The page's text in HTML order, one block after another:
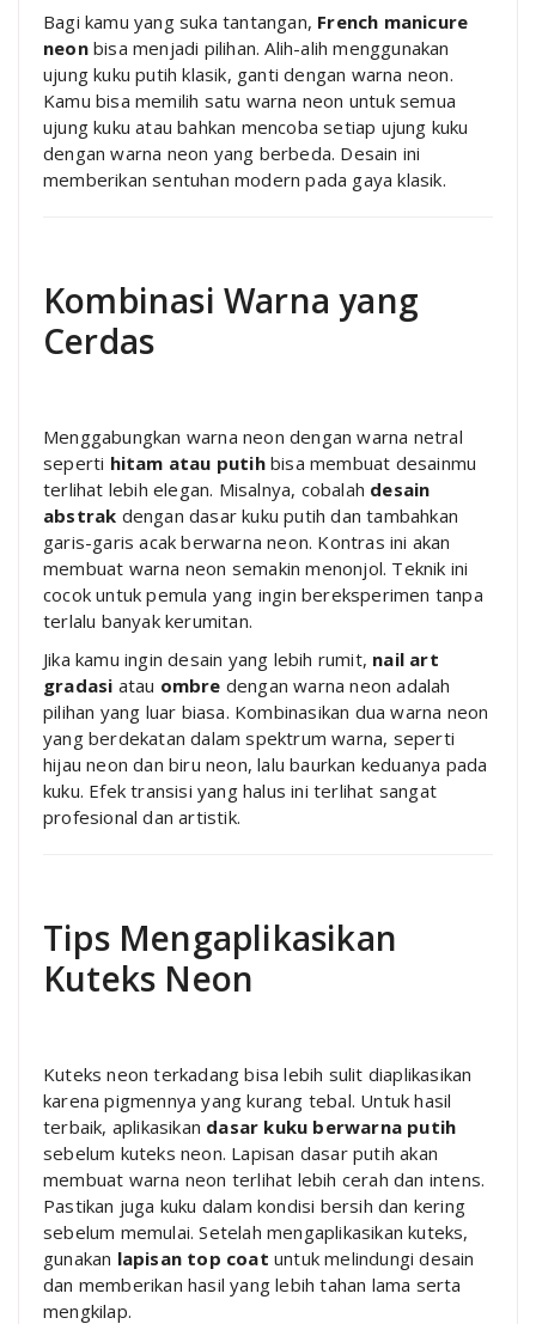
Bagi kamu yang suka tantangan, French manicure
neonbisa menjadi pilihan. Alih-alih menggunakan
ujung kuku putih klasik, ganti dengan warna neon.
Kamu bisa memilih satu warna neon untuk semua
ujung kuku atau bahkan mencoba setiap ujung kuku
dengan warna neon yang berbeda. Desain ini
memberikan sentuhan modern pada gaya klasik.
Kombinasi Warna yang
Cerdas
Menggabungkan warna neon dengan warna netral
seperti hitam atau putihbisa membuat desainmu
terlihat lebih elegan. Misalnya, cobalah desain
abstrak dengan dasar kuku putih dan tambahkan
garis-garis acak berwarna neon. Kontras ini akan
membuat warna neon semakin menonjol. Teknik ini
cocok untuk pemula yang ingin bereksperimen tanpa
terlalu banyak kerumitan.
Jika kamu ingin desain yang lebih rumit, nail art
gradasi atau ombre dengan warna neon adalah
pilihan yang luar biasa. Kombinasikan dua warna neon
yang berdekatan dalam spektrum warna, seperti
hijau neon dan biru neon, lalu baurkan keduanya pada
kuku. Efek transisi yang halus ini terlihat sangat
profesional dan artistik.
Tips Mengaplikasikan
Kuteks Neon
Kuteks neon terkadang bisa lebih sulit diaplikasikan
karena pigmennya yang kurang tebal. Untuk hasil
terbaik, aplikasikan dasar kuku berwarna putih
sebelum kuteks neon. Lapisan dasar putih akan
membuat warna neon terlihat lebih cerah dan intens.
Pastikan juga kuku dalam kondisi bersih dan kering
sebelum memulai. Setelah mengaplikasikan kuteks,
gunakan lapisan top coat untuk melindungi desain
dan memberikan hasil yang lebih tahan lama serta
mengkilap.